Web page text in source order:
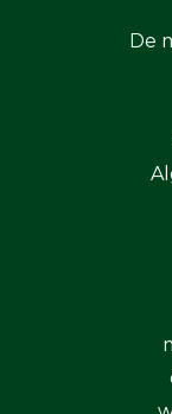
De